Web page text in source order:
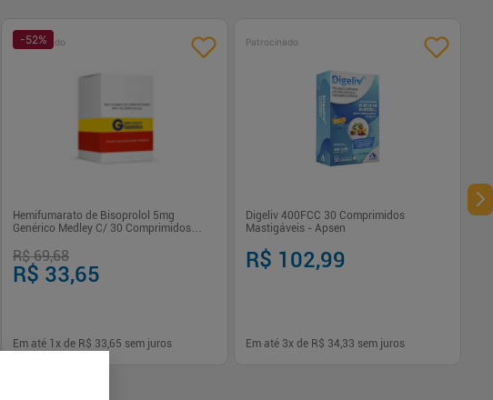
Patrocinado
-52%
Hemifumarato de Bisoprolol 5mg
Genérico Medley C/ 30 Comprimidos
R$ 69,68
R$ 33,65
Em até 1 x de R$ 33,65 sem juros
Patrocinado
Digeliv 400FCC 30 Comprimidos
Mastigáveis - Apsen
R$ 102,99
Em até 3x de R$ 34,33 sem juros